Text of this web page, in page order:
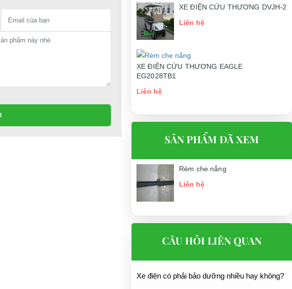
XE ĐIỆN CỨU THƯƠNG DVJH-2
Liên hệ
XE ĐIỆN CỨU THƯƠNG EAGLE
EG2028TB1
Liên hệ
SẢN PHẨM ĐÃ XEM
Rèm che nắng
Liên hệ
CÂU HỎI LIÊN QUAN
Xe điện có phải bảo dưỡng nhiều hay không?